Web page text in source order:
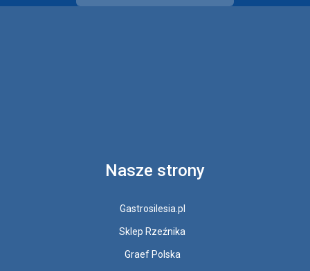
Nasze strony
Gastrosilesia.pl
Sklep Rzeźnika
Graef Polska